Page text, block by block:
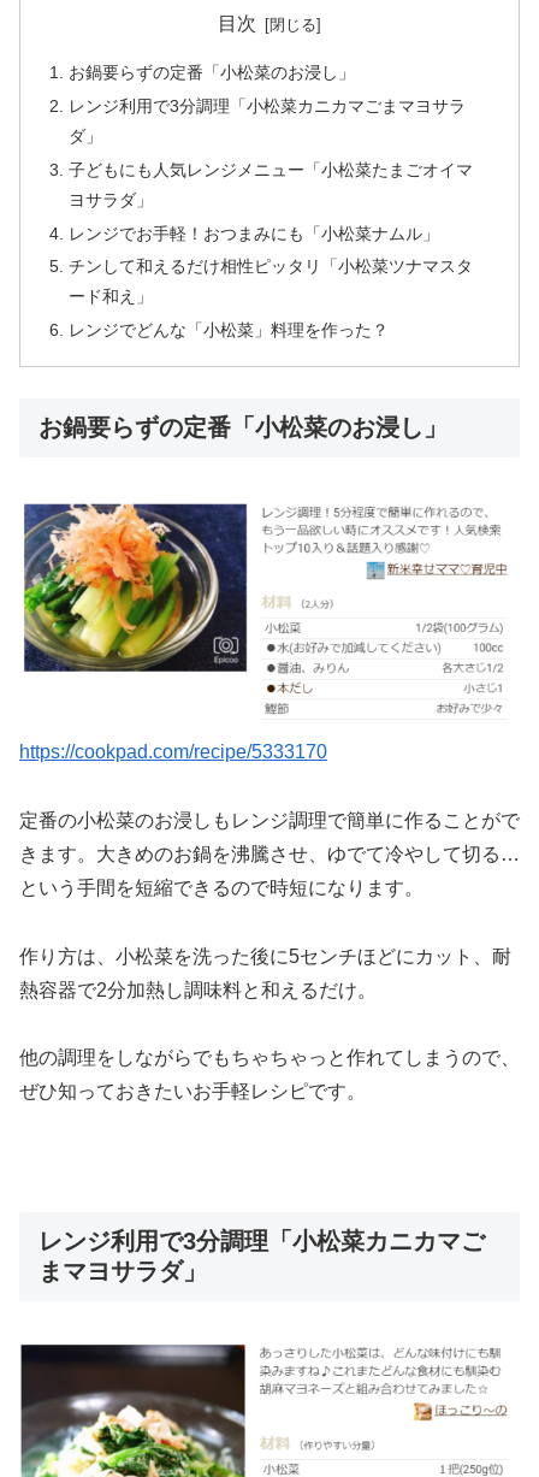
目次
お鍋要らずの定番「小松菜のお浸し」
レンジ利用で3分調理「小松菜カニカマごまマヨサラ
ダ」
子どもにも人気レンジメニュー「小松菜たまごオイマ
ヨサラダ」
レンジでお手軽！おつまみにも「小松菜ナムル」
チンして和えるだけ相性ピッタリ「小松菜ツナマスタ
ード和え」
レンジでどんな「小松菜」料理を作った？
お鍋要らずの定番「小松菜のお浸し」
https://cookpad.com/recipe/5333170
定番の小松菜のお浸しもレンジ調理で簡単に作ることがで
きます。大きめのお鍋を沸騰させ、ゆでて冷やして切る…
という手間を短縮できるので時短になります。
作り方は、小松菜を洗った後に5センチほどにカット、耐
熱容器で2分加熱し調味料と和えるだけ。
他の調理をしながらでもちゃちゃっと作れてしまうので、
ぜひ知っておきたいお手軽レシピです。
レンジ利用で3分調理「小松菜カニカマご
まマヨサラダ」